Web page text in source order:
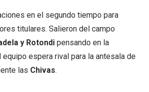
en el segundo tiempo para
titulares. Salieron del campo
y Rotondi pensando en la
equipo espera rival para la antesala de
las Chivas.